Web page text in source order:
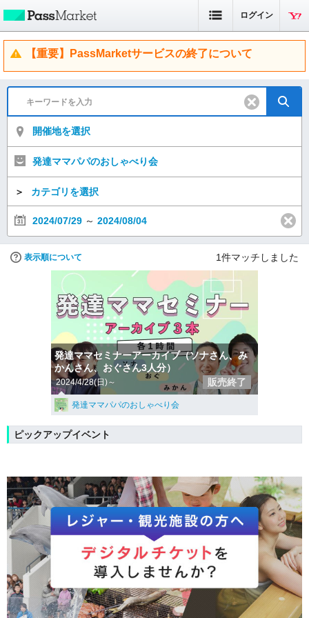
ログイン
【重要】PassMarketサービスの終了について
開催地を選択
発達ママパパのおしゃべり会
＞ カテゴリを選択
2024/07/29 ～ 2024/08/04
表示順について 1件マッチしました
発達ママセミナーアーカイブ（ソナさん、み
かんさん、おぐさん3人分）
2024/4/28(日)～ 販売終了
発達ママパパのおしゃべり会
ピックアップイベント